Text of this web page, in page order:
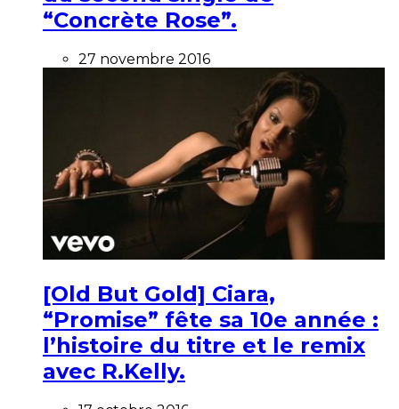
“Concrète Rose”.
27 novembre 2016
[Old But Gold] Ciara,
“Promise” fête sa 10e année :
l’histoire du titre et le remix
avec R.Kelly.